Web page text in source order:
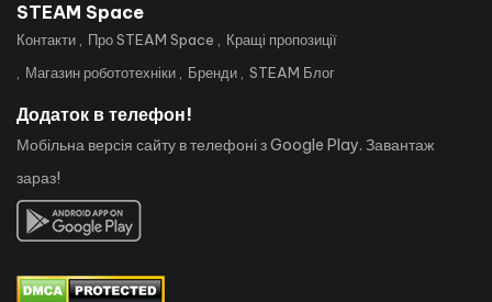
STEAM Space
Контакти Про STEAM Space
Кращі пропозиції
Магазин робототехніки
Бренди STEAM Блог
Додаток в телефон!
Мобільна версія сайту в телефоні з Google Play. Завантаж
зараз!